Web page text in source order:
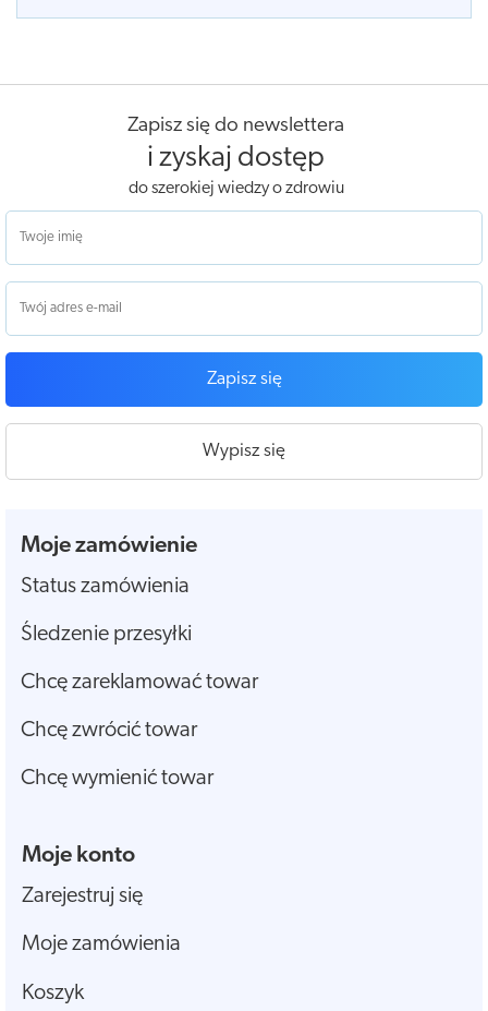
Zapisz się do newslettera
i zyskaj dostęp
do szerokiej wiedzy o zdrowiu
Zapisz się
Wypisz się
Moje zamówienie
Status zamówienia
Śledzenie przesyłki
Chcę zareklamować towar
Chcę zwrócić towar
Chcę wymienić towar
Moje konto
Zarejestruj się
Moje zamówienia
Koszyk